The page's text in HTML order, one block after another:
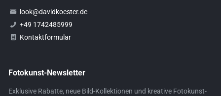
look@davidkoester.de
+49 1742485999
Kontaktformular
Fotokunst-Newsletter
Exklusive Rabatte, neue Bild-Kollektionen und kreative Fotokunst-